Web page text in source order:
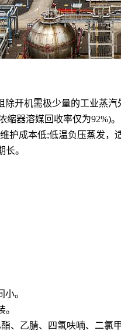
开机需极少量的工业蒸
器溶媒回收率仅为92%)。
护成本低;低温负压蒸发，
。
。
、乙腈、四氢呋喃、二